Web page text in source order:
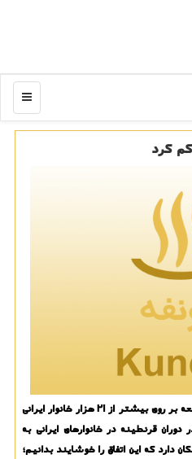
منو
کرد
ایسنا نوشت: بررسی های یک مطالعه بر روی بیشتر از ۲۱ هزار خانوار ایرانی
قرنطینه در خانوارهای ایرانی به
که این اتفاق را خوشایند بدانیم؛